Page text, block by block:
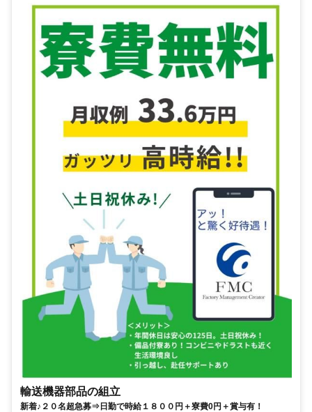
輸送機器部品の組立
新着♪２０名超急募⇒日勤で時給１８００円＋寮費0円＋賞与有！